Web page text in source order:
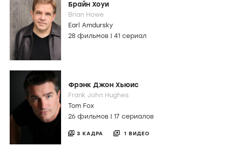
Брайн Хоуи
Brian Howe
Earl Amdursky
28 фильмов
41 сериал
Фрэнк Джон Хьюис
Frank John Hughes
Tom Fox
26 фильмов | 17 сериалов
3 КАДРА 1 ВИДЕО